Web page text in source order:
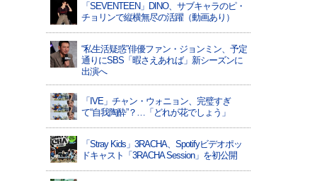
「SEVENTEEN」DINO、サブキャラのピ・
チョリンで縦横無尽の活躍（動画あり）
“私生活疑惑”俳優ファン・ジョンミン、予定
通りにSBS「暇さえあれば」新シーズンに
出演へ
「IVE」チャン・ウォニョン、完璧すぎ
て“自我陶酔”？…「どれが花でしょう」
「Stray Kids」3RACHA、Spotifyビデオポッ
ドキャスト「3RACHA Session」を初公開